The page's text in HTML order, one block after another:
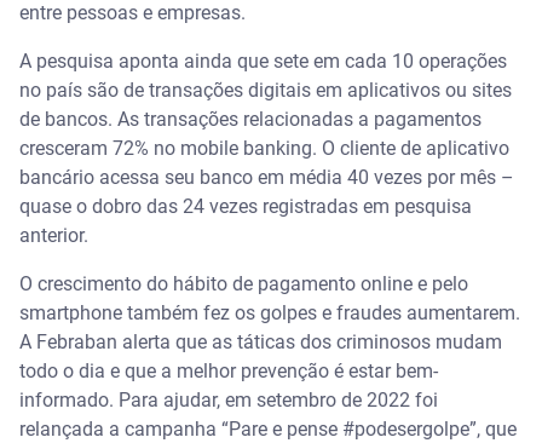
entre pessoas e empresas.
A pesquisa aponta ainda que sete em cada 10 operações
no país são de transações digitais em aplicativos ou sites
de bancos. As transações relacionadas a pagamentos
cresceram 72% no mobile banking. O cliente de aplicativo
bancário acessa seu banco em média 40 vezes por mês –
quase o dobro das 24 vezes registradas em pesquisa
anterior.
O crescimento do hábito de pagamento online e pelo
smartphone também fez os golpes e fraudes aumentarem.
A Febraban alerta que as táticas dos criminosos mudam
todo o dia e que a melhor prevenção é estar bem-
informado. Para ajudar, em setembro de 2022 foi
relançada a campanha “Pare e pense #podesergolpe”, que